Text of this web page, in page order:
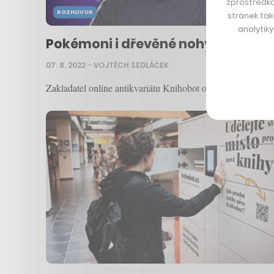
ROZHOVOR
Pokémoni i dřevěné nohy. Než
07. 8. 2022–VOJTĚCH SEDLÁČEK
Zakladatel online antikvariátu Knihobot odpovídá na
stránek